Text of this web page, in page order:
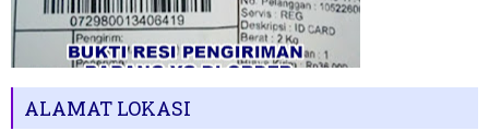
ALAMAT LOKASI